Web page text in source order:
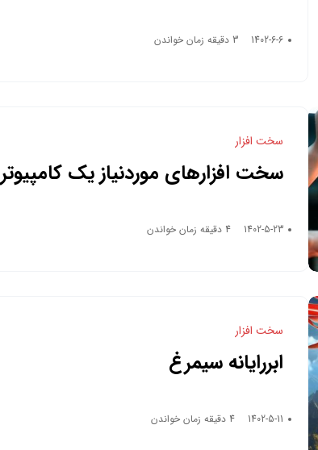
1402-6-6 3 دقیقه زمان خواندن
سخت افزار
سخت افزارهای موردنیاز یک کامپیوتر
1402-5-23 4 دقیقه زمان خواندن
سخت افزار
ابررایانه سیمرغ
1402-5-11 4 دقیقه زمان خواندن